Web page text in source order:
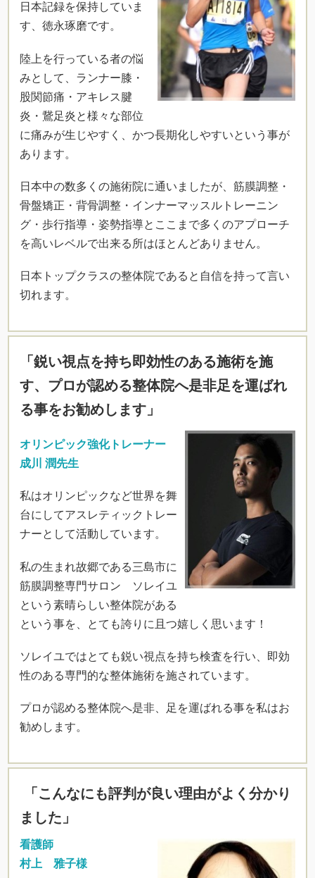
日本記録を保持していま
す、徳永琢磨です。
陸上を行っている者の悩
みとして、ランナー膝・
股関節痛・アキレス腱
炎・鵞足炎と様々な部位
に痛みが生じやすく、かつ長期化しやすいという事が
あります。
日本中の数多くの施術院に通いましたが、筋膜調整・
骨盤矯正・背骨調整・インナーマッスルトレーニン
グ・歩行指導・姿勢指導とここまで多くのアプローチ
を高いレベルで出来る所はほとんどありません。
日本トップクラスの整体院であると自信を持って言い
切れます。
「鋭い視点を持ち即効性のある施術を施
す、プロが認める整体院へ是非足を運ばれ
る事をお勧めします」
オリンピック強化トレーナー
成川 潤先生
私はオリンピックなど世界を舞
台にしてアスレティックトレー
ナーとして活動しています。
私の生まれ故郷である三島市に
筋膜調整専門サロン ソレイユ
という素晴らしい整体院がある
という事を、とても誇りに且つ嬉しく思います！
ソレイユではとても鋭い視点を持ち検査を行い、即効
性のある専門的な整体施術を施されています。
プロが認める整体院へ是非、足を運ばれる事を私はお
勧めします。
「こんなにも評判が良い理由がよく分かり
ました」
看護師
村上 雅子様